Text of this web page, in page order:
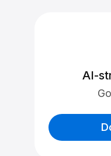
AI-